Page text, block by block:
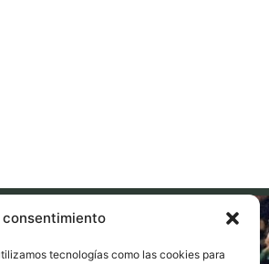
tecnologías como las cookies para